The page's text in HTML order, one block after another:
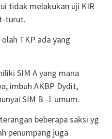
tidak melakukan uji KIR
turut.
TKP ada yang
SIM A yang mana
imbuh AKBP Dydit,
SIM B -1 umum.
beberapa saksi yg
penumpang juga